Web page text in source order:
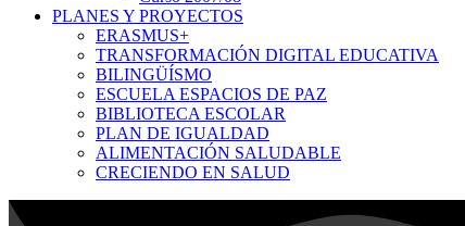
PLANES Y PROYECTOS
ERASMUS+
TRANSFORMACIÓN DIGITAL EDUCATIVA
BILINGÜÍSMO
ESCUELA ESPACIOS DE PAZ
BIBLIOTECA ESCOLAR
PLAN DE IGUALDAD
ALIMENTACIÓN SALUDABLE
CRECIENDO EN SALUD